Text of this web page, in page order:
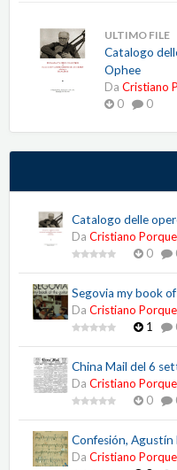
ULTIMO FILE
Catalogo
Ophee
Da Cristiano
0
0
Catalogo delle
Da Cristiano
0
Segovia my book
Da Cristiano
1
China Mail del 6
Da Cristiano
0
Confesión,
Da Cristiano